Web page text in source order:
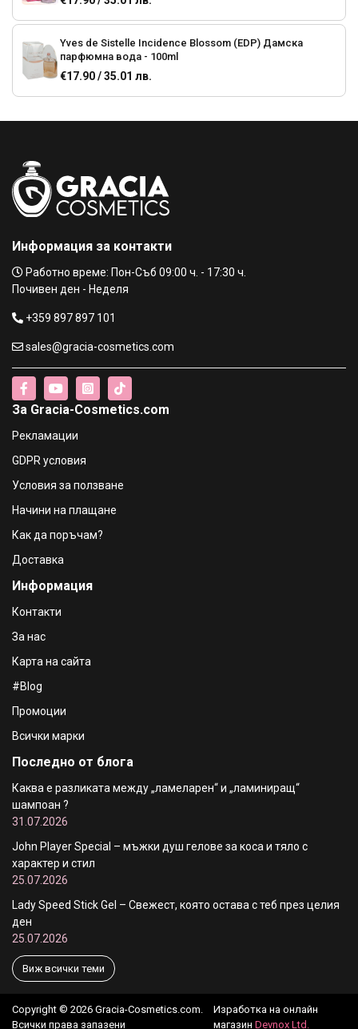
Yves de Sistelle Incidence Blossom (EDP) Дамска
парфюмна вода - 100ml
€17.90 / 35.01 лв.
Elizabeth Arden White Tea (EDТ) Дамска тоалетна вода
Elizabeth Arden Arden Beauty (EDP) Дамска парфюмна
вода
DAVIDOFF Cool Wather (EDT) Тоалетна вода за жени -
100 ml
TOM TAILOR Unified (EDP) Дамска парфюмна вода - 50
€28.13 / 55.02 лв.
ml
€34.50 / 67.48 лв.
парфюмна вода
€30.17 / 59.01 лв.
Информация за контакти
Работно време: Пон-Съб 09:00 ч. - 17:30 ч.
Почивен ден - Неделя
+359 897 897 101
sales@gracia-cosmetics.com
За Gracia-Cosmetics.com
Рекламации
GDPR условия
Условия за ползване
Начини на плащане
Как да поръчам?
Доставка
Информация
Контакти
За нас
Карта на сайта
#Blog
Промоции
Всички марки
Последно от блога
Каква е разликата между „ламеларен“ и „ламиниращ“
шампоан ?
31.07.2026
John Player Special – мъжки душ гелове за коса и тяло с
характер и стил
25.07.2026
Lady Speed Stick Gel – Свежест, която остава с теб през целия
ден
25.07.2026
Виж всички теми
Copyright © 2026 Gracia-Cosmetics.com.
Всички права запазени
Изработка на онлайн
магазин Devnox Ltd.